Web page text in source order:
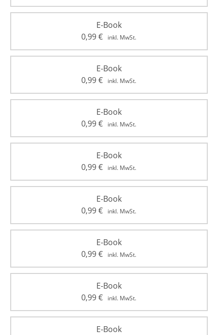
E-Book
0,99€ inkl. MwSt.
E-Book
0,99€ inkl. MwSt.
E-Book
0,99€ inkl. MwSt.
E-Book
0,99€ inkl. MwSt.
E-Book
0,99€ inkl. MwSt.
E-Book
0,99€ inkl. MwSt.
E-Book
0,99€ inkl. MwSt.
E-Book